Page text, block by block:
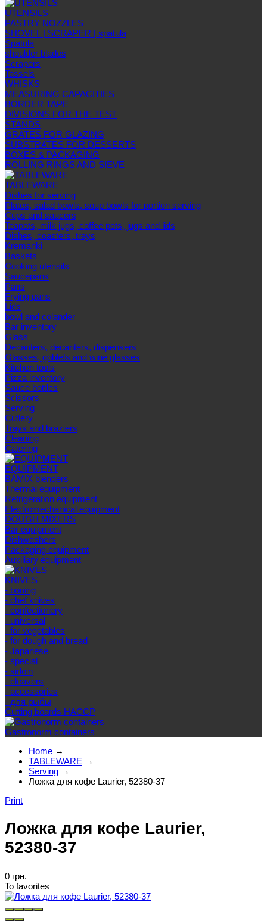
UTENSILS
PASTRY NOZZLES
SHOVEL | SCRAPER | spatula
Spatula
shoulder blades
Scrapers
Tassels
WHISKS
MEASURING CAPACITIES
BORDER TAPE
DIVISIONS FOR THE TEST
STANDS
GRATES FOR GLAZING
SUBSTRATES FOR DESSERTS
BOXES & PACKAGING
ROLLING RINGS AND SIEVE
TABLEWARE
Dishes for serving
Plates, salad bowls, soup bowls for portion serving
Cups and saucers
Teapots, milk jugs, coffee pots, jugs and lids
Dishes, coasters, trays
Kremanki
Baskets
Cooking utensils
Saucepans
Pans
Frying pans
Lids
bowl and colander
Bar inventory
Glass
Decanters, decanters, dispensers
Glasses, goblets and wine glasses
Kitchen tools
Pizza inventory
Sauce bottles
Scissors
Serving
Cutlery
Trays and braziers
Сleaning
Catering
EQUIPMENT
BAMIX blenders
Thermal equipment
Refrigeration equipment
Electromechanical equipment
DOUGH MIXERS
Bar equipment
Dishwashers
Packaging equipment
Auxiliary equipment
KNIVES
- boning
- chef knives
- confectionery
- universal
- for vegetables
- for dough and bread
- Japanese
- special
- sirloin
- cleavers
- accessories
- для рыбы
Cutting boards HACCP
Gastronorm containers
Home →
TABLEWARE →
Serving →
Ложка для кофе Laurier, 52380-37
Print
Ложка для кофе Laurier,
52380-37
0 грн.
To favorites